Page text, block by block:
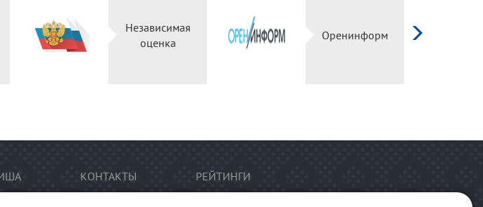
Независимая
оценка
Оренинформ
КОНТАКТЫ РЕЙТИНГИ